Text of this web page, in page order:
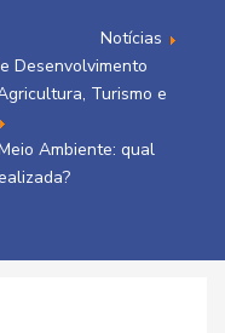
Notícias
Desenvolvimento
Turismo e
Ambiente: qual